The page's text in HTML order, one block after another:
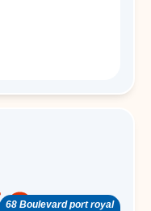
68 Boulevard port royal